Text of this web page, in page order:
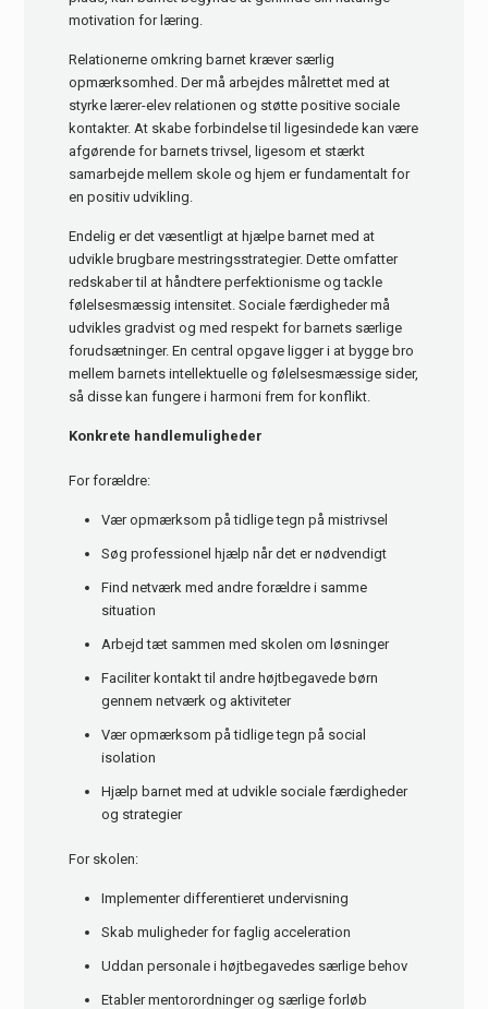
motivation for læring.
Relationerne omkring barnet kræver særlig
opmærksomhed. Der må arbejdes målrettet med at
styrke lærer-elev relationen og støtte positive sociale
kontakter. At skabe forbindelse til ligesindede kan være
afgørende for barnets trivsel, ligesom et stærkt
samarbejde mellem skole og hjem er fundamentalt for
en positiv udvikling.
Endelig er det væsentligt at hjælpe barnet med at
udvikle brugbare mestringsstrategier. Dette omfatter
redskaber til at håndtere perfektionisme og tackle
følelsesmæssig intensitet. Sociale færdigheder må
udvikles gradvist og med respekt for barnets særlige
forudsætninger. En central opgave ligger i at bygge bro
mellem barnets intellektuelle og følelsesmæssige sider,
så disse kan fungere i harmoni frem for konflikt.
Konkrete handlemuligheder
For forældre:
Vær opmærksom på tidlige tegn på mistrivsel
Søg professionel hjælp når det er nødvendigt
Find netværk med andre forældre i samme
situation
Arbejd tæt sammen med skolen om løsninger
Faciliter kontakt til andre højtbegavede børn
gennem netværk og aktiviteter
Vær opmærksom på tidlige tegn på social
isolation
Hjælp barnet med at udvikle sociale færdigheder
og strategier
For skolen:
Implementer differentieret undervisning
Skab muligheder for faglig acceleration
Uddan personale i højtbegavedes særlige behov
Etabler mentorordninger og særlige forløb